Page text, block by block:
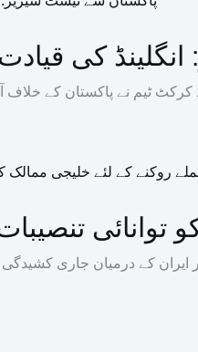
کی
توانائی